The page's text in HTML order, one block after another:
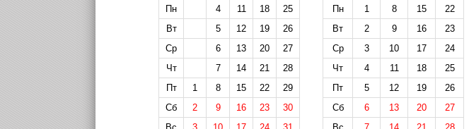
Пн
4 11 18
25
Вт
5 12 19
26
Ср
6 13 20
27
Чт
7 14 21
28
Пт
1 8 15 22
29
Сб
2 9 16 23
30
Пн
1 8 15
22
Вт
2 9 16
23
Ср
3 10 17
24
Чт
4 11 18
25
Пт
5 12 19
26
Сб
6 13 20
27